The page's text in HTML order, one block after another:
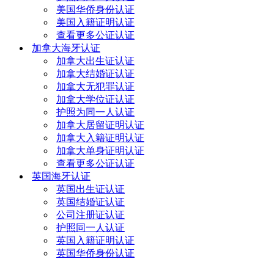
美国华侨身份认证
美国入籍证明认证
查看更多公证认证
加拿大海牙认证
加拿大出生证认证
加拿大结婚证认证
加拿大无犯罪认证
加拿大学位证认证
护照为同一人认证
加拿大居留证明认证
加拿大入籍证明认证
加拿大单身证明认证
查看更多公证认证
英国海牙认证
英国出生证认证
英国结婚证认证
公司注册证认证
护照同一人认证
英国入籍证明认证
英国华侨身份认证